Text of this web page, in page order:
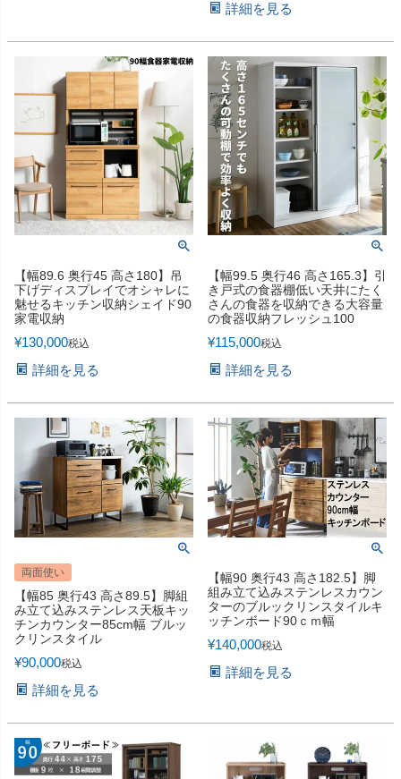
詳細を見る
【幅89.6 奥行45 高さ180】吊
下げディスプレイでオシャレに
魅せるキッチン収納シェイド90
家電収納
¥130,000税込
詳細を見る
【幅99.5 奥行46 高さ165.3】引
き戸式の食器棚低い天井にたく
さんの食器を収納できる大容量
の食器収納フレッシュ100
¥115,000税込
詳細を見る
両面使い
【幅85 奥行43 高さ89.5】脚組
み立て込みステンレス天板キッ
チンカウンター85cm幅 ブルッ
クリンスタイル
¥90,000税込
詳細を見る
【幅90 奥行43 高さ182.5】脚
組み立て込みステンレスカウン
ターのブルックリンスタイルキ
ッチンボード90ｃｍ幅
¥140,000税込
詳細を見る